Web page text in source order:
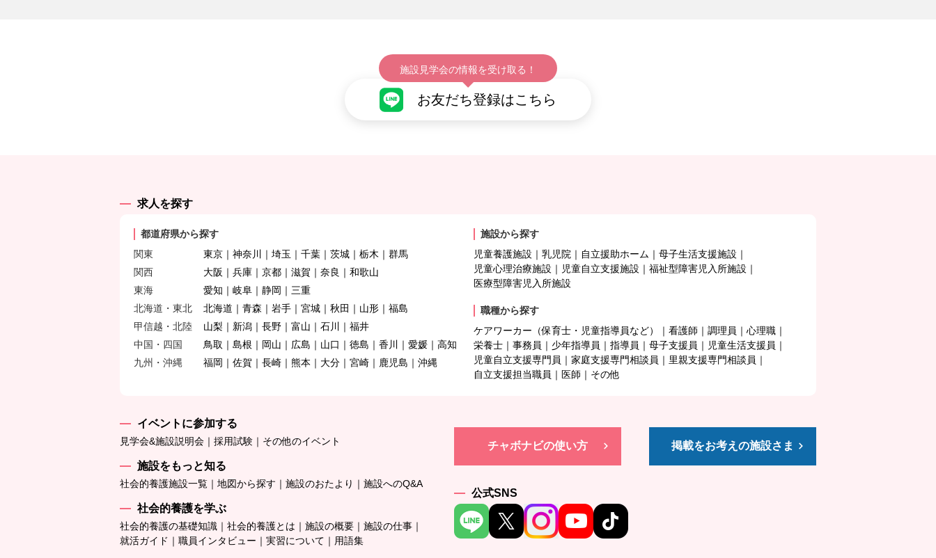
施設見学会の情報を受け取る！
お友だち登録はこちら
求人を探す
都道府県から探す
関東
東京 神奈川 埼玉 千葉 茨城 栃木
群馬
関西
大阪 兵庫 京都 滋賀 奈良
和歌山
東海
愛知 岐阜 静岡
三重
北海道・東北
北海道 青森 岩手 宮城 秋田 山形
福島
甲信越・北陸
山梨 新潟 長野 富山 石川
福井
中国・四国
鳥取 島根 岡山 広島 山口 徳島 香川 愛媛
高知
九州・沖縄
福岡 佐賀 長崎 熊本 大分 宮崎 鹿児島 沖縄
施設から探す
児童養護施設
乳児院 自立援助ホーム
母子生活支援施設
児童心理治療施設
児童自立支援施設
福祉型障害児入所施設
医療型障害児入所施設
職種から探す
ケアワーカー（保育士・児童指導員など）
看護師 調理員
心理職
栄養士
事務員 少年指導員 指導員 母子支援員
児童生活支援員
児童自立支援専門員
家庭支援専門相談員
里親支援専門相談員
自立支援担当職員
医師 その他
イベントに参加する
見学会&施設説明会 採用試験 その他のイベント
施設をもっと知る
社会的養護施設一覧 地図から探す 施設のおたより 施設へのQ&A
社会的養護を学ぶ
社会的養護の基礎知識 社会的養護とは 施設の概要
施設の仕事
就活ガイド
職員インタビュー 実習について 用語集
チャボナビの使い方 掲載をお考えの施設さま
公式SNS